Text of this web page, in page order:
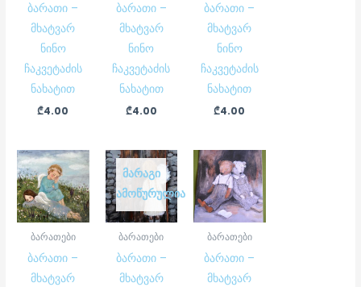
ბარათი –
მხატვარ
ნინო
ჩაკვეტაძის
ნახატით
₾4.00
ბარათი –
მხატვარ
ნინო
ჩაკვეტაძის
ნახატით
₾4.00
ბარათი –
მხატვარ
ნინო
ჩაკვეტაძის
ნახატით
₾4.00
ბარათები
ბარათი –
მხატვარ
ᲛᲐᲠᲐᲒᲘ
ᲐᲛᲝᲬᲣᲠᲣᲚᲘᲐ
ბარათები
ბარათი –
მხატვარ
ბარათები
ბარათი –
მხატვარ